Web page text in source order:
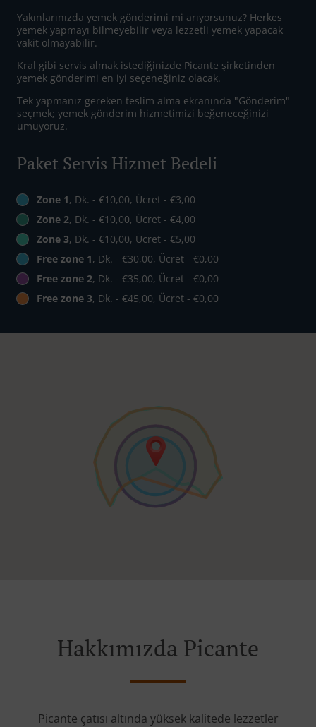
Yakınlarınızda yemek gönderimi mi arıyorsunuz? Herkes
yemek yapmayı bilmeyebilir veya lezzetli yemek yapacak
vakit olmayabilir.
Kral gibi servis almak istediğinizde Picante şirketinden
yemek gönderimi en iyi seçeneğiniz olacak.
Tek yapmanız gereken teslim alma ekranında "Gönderim"
seçmek; yemek gönderim hizmetimizi beğeneceğinizi
umuyoruz.
Paket Servis Hizmet Bedeli
Zone 1, Dk. - €10,00, Ücret - €3,00
Zone 2, Dk. - €10,00, Ücret - €4,00
Zone 3, Dk. - €10,00, Ücret - €5,00
Free zone 1, Dk. - €30,00, Ücret - €0,00
Free zone 2, Dk. - €35,00, Ücret - €0,00
Free zone 3, Dk. - €45,00, Ücret - €0,00
Hakkımızda Picante
Picante çatısı altında yüksek kalitede lezzetler